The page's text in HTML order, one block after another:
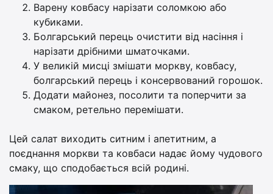
Варену ковбасу нарізати соломкою або
кубиками.
Болгарський перець очистити від насіння і
нарізати дрібними шматочками.
У великій мисці змішати моркву, ковбасу,
болгарський перець і консервований горошок.
Додати майонез, посолити та поперчити за
смаком, ретельно перемішати.
Цей салат виходить ситним і апетитним, а
поєднання моркви та ковбаси надає йому чудового
смаку, що сподобається всій родині.